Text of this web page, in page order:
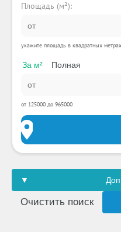
Площадь (м²):
укажите площадь в квадратных метрах
За м² Полная
от 125000 до 965000
Очистить поиск